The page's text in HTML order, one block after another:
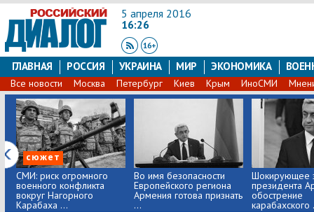
5 апреля 2016
16:26
ГЛАВНАЯ РОССИЯ УКРАИНА МИР ЭКОНОМИКА
Все новости Москва Петербург Киев Крым ИноСМИ
сюжет
СМИ: риск огромного
военного конфликта
вокруг Нагорного
Карабаха ...
Во имя безопасности
Европейского региона
Армения готова признать
...
Шокирующее
президента
обострение
карабахского